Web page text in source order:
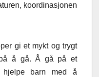
koordinasjonen
gi et mykt og trygt
å gå. Å gå på et
hjelpe barn med å